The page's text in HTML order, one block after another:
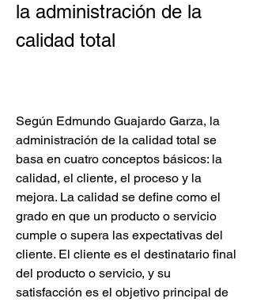
la administración de la
calidad total
Según Edmundo Guajardo Garza, la
administración de la calidad total se
basa en cuatro conceptos básicos: la
calidad, el cliente, el proceso y la
mejora. La calidad se define como el
grado en que un producto o servicio
cumple o supera las expectativas del
cliente. El cliente es el destinatario final
del producto o servicio, y su
satisfacción es el objetivo principal de